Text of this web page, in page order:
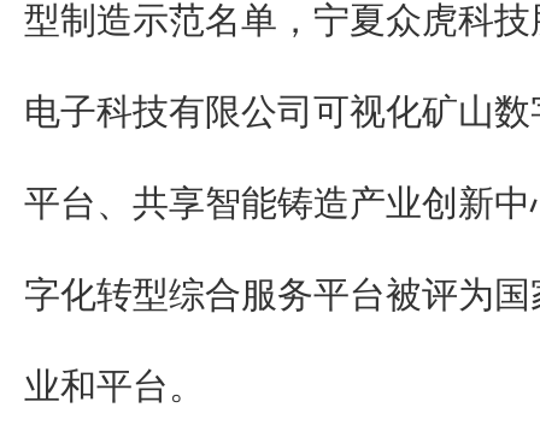
型制造示范名单，宁夏众虎科
电子科技有限公司可视化矿山
平台、共享智能铸造产业创新
字化转型综合服务平台被评为
业和平台。